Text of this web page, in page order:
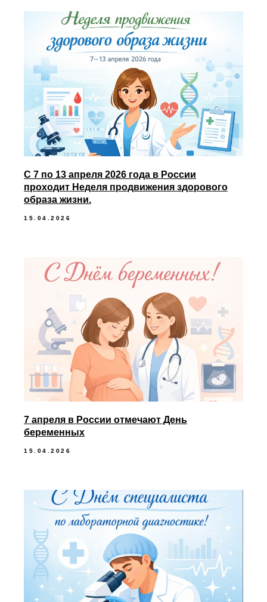
С 7 по 13 апреля 2026 года в России
проходит Неделя продвижения здорового
образа жизни.
15.04.2026
7 апреля в России отмечают День
беременных
15.04.2026